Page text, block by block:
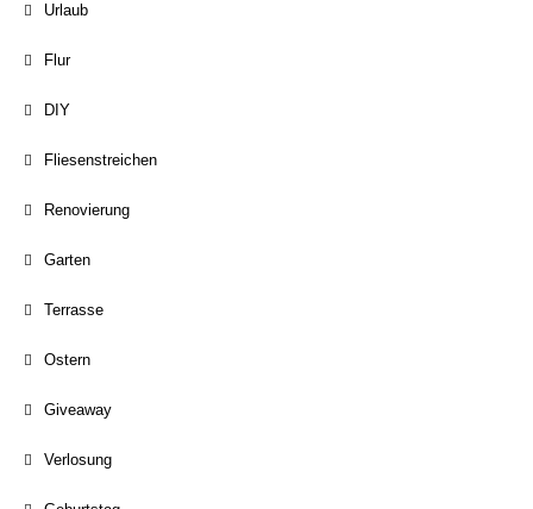
Urlaub
Flur
DIY
Fliesenstreichen
Renovierung
Garten
Terrasse
Ostern
Giveaway
Verlosung